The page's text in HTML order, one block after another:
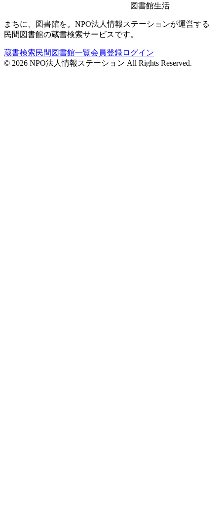
図書館生活
まちに、図書館を。NPO法人情報ステーションが運営する
民間図書館の蔵書検索サービスです。
蔵書検索民間図書館一覧会員登録ログイン
© 2026 NPO法人情報ステーション All Rights Reserved.